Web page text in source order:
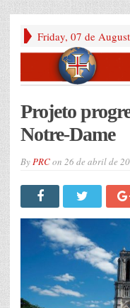
Friday, 07 de
Projeto
Notre-Dame
ByPRCon 26 de abril de